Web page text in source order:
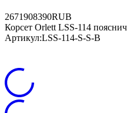
2671908390RUB
Корсет Orlett LSS-114
Артикул:LSS-114-S-S-B